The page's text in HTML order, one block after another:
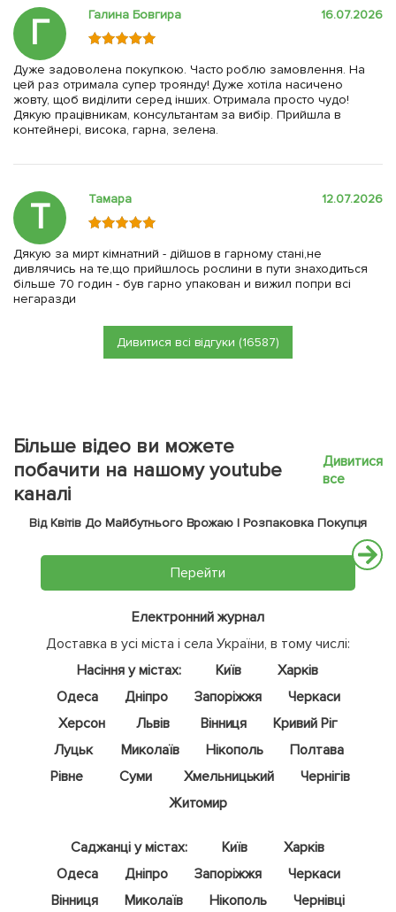
Г Галина Бовгира 16.07.2026
Дуже задоволена покупкою. Часто роблю замовлення. На
цей раз отримала супер троянду! Дуже хотіла насичено
жовту, щоб виділити серед інших. Отримала просто чудо!
Дякую працівникам, консультантам за вибір. Прийшла в
контейнері, висока, гарна, зелена.
Т Тамара 12.07.2026
Дякую за мирт кімнатний - дійшов в гарному стані,не
дивлячись на те,що прийшлось рослини в пути знаходиться
більше 70 годин - був гарно упакован и вижил попри всі
негаразди
Дивитися всі відгуки (16587)
Більше відео ви можете
побачити на нашому youtube
каналі
Дивитися
все
Від Квітів До Майбутнього Врожаю | Розпаковка Покупця
Перейти
Електронний журнал
Доставка в усі міста і села України, в тому числі:
Насіння у містах:
Київ
Харків
Одеса
Дніпро Запоріжжя
Черкаси
Херсон
Львів Вінниця
Кривий Ріг
Луцьк
Миколаїв Нікополь
Полтава
Рівне
Суми Хмельницький
Чернігів
Житомир
Саджанці у містах: Київ
Харків
Одеса
Дніпро Запоріжжя
Черкаси
Вінниця
Миколаїв Нікополь
Чернівці